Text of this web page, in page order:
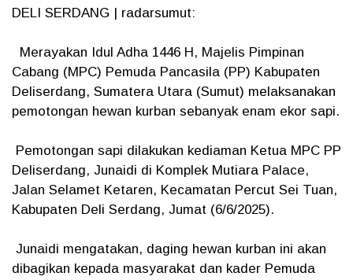
DELI SERDANG | radarsumut:
Merayakan Idul Adha 1446 H, Majelis Pimpinan
Cabang (MPC) Pemuda Pancasila (PP) Kabupaten
Deliserdang, Sumatera Utara (Sumut) melaksanakan
pemotongan hewan kurban sebanyak enam ekor sapi.
Pemotongan sapi dilakukan kediaman Ketua MPC PP
Deliserdang, Junaidi di Komplek Mutiara Palace,
Jalan Selamet Ketaren, Kecamatan Percut Sei Tuan,
Kabupaten Deli Serdang, Jumat (6/6/2025).
Junaidi mengatakan, daging hewan kurban ini akan
dibagikan kepada masyarakat dan kader Pemuda